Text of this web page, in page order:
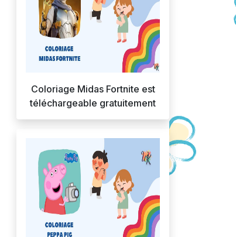
Coloriage Midas Fortnite est
téléchargeable gratuitement